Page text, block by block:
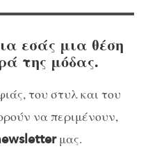
εσάς μια θέση
της μόδας.
του στυλ και του
να περιμένουν,
μας.